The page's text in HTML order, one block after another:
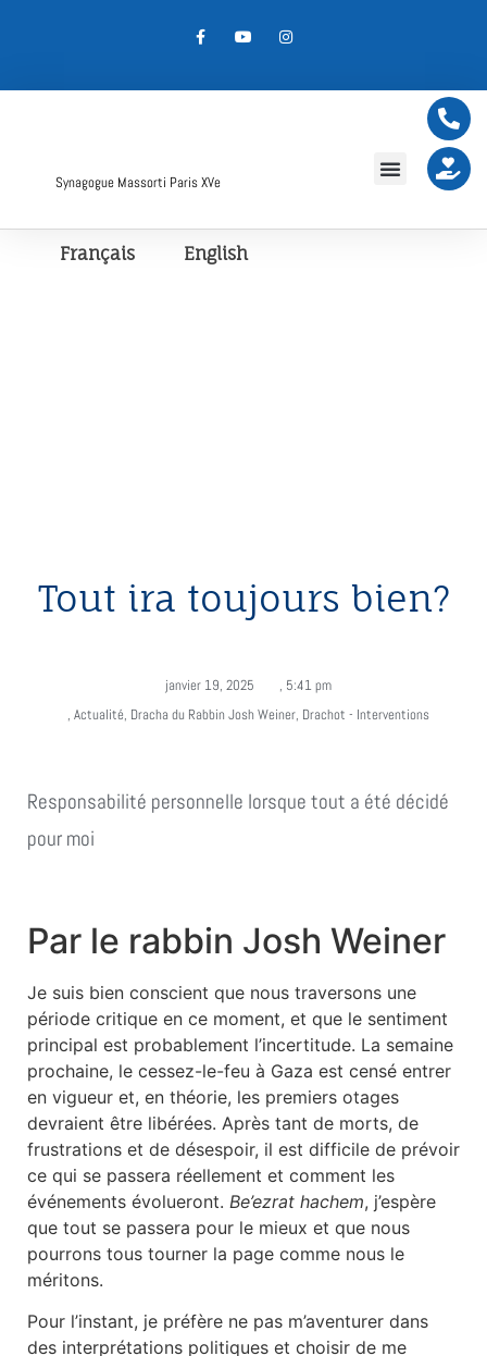
Synagogue Massorti Paris XVe
Français English
Tout ira toujours bien?
janvier 19, 2025 , 5:41 pm
, Actualité, Dracha du Rabbin Josh Weiner, Drachot - Interventions
Responsabilité personnelle lorsque tout a été décidé
pour moi
Par le rabbin Josh Weiner
Je suis bien conscient que nous traversons une
période critique en ce moment, et que le sentiment
principal est probablement l’incertitude. La semaine
prochaine, le cessez-le-feu à Gaza est censé entrer
en vigueur et, en théorie, les premiers otages
devraient être libérées. Après tant de morts, de
frustrations et de désespoir, il est difficile de prévoir
ce qui se passera réellement et comment les
événements évolueront. Be’ezrat hachem, j’espère
que tout se passera pour le mieux et que nous
pourrons tous tourner la page comme nous le
méritons.
Pour l’instant, je préfère ne pas m’aventurer dans
des interprétations politiques et choisir de me